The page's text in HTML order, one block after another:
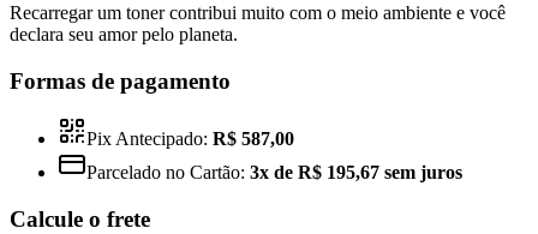
Recarregar um toner contribui muito com o meio ambiente e você
declara seu amor pelo planeta.
Formas de pagamento
Pix Antecipado: R$ 587,00
Parcelado no Cartão: 3x de R$ 195,67 sem juros
Calcule o frete